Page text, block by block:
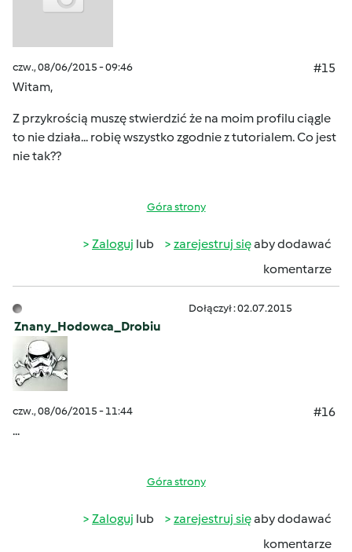
czw., 08/06/2015 - 09:46
#15
Witam,
Z przykrością muszę stwierdzić że na moim profilu ciągle
to nie działa... robię wszystko zgodnie z tutorialem. Co jest
nie tak??
Góra strony
Zaloguj lub zarejestruj sięaby dodawać
komentarze
Znany_Hodowca_Drobiu
Dołączył : 02.07.2015
czw., 08/06/2015 - 11:44
#16
...
Góra strony
Zaloguj lub zarejestruj sięaby dodawać
komentarze